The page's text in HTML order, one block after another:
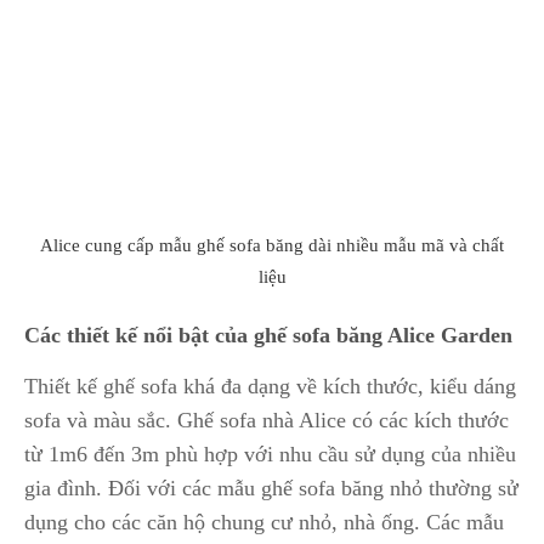
Alice cung cấp mẫu ghế sofa băng dài nhiều mẫu mã và chất
liệu
Các thiết kế nổi bật của ghế sofa băng Alice Garden
Thiết kế ghế sofa khá đa dạng về kích thước, kiểu dáng
sofa và màu sắc. Ghế sofa nhà Alice có các kích thước
từ 1m6 đến 3m phù hợp với nhu cầu sử dụng của nhiều
gia đình. Đối với các mẫu ghế sofa băng nhỏ thường sử
dụng cho các căn hộ chung cư nhỏ, nhà ống. Các mẫu